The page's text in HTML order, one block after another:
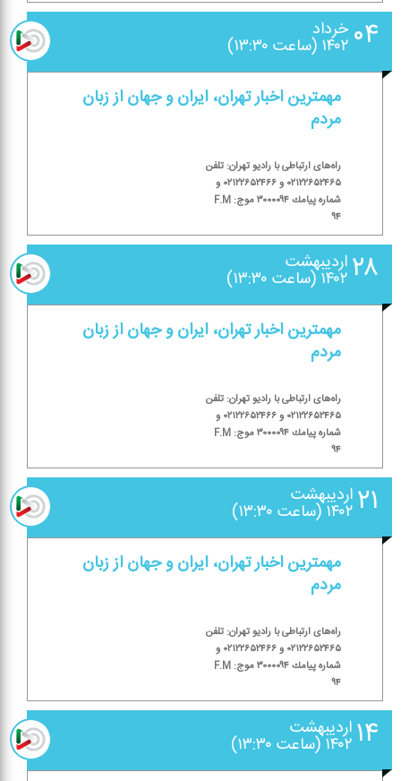
۰۴ خرداد
۱۴۰۲ (ساعت ۱۳:۳۰)
مهمترین اخبار تهران، ایران و جهان از زبان
مردم
راه‌های ارتباطی با رادیو تهران: تلفن
۰۲۱۲۲۶۵۲۴۶۵ و ۰۲۱۲۲۶۵۲۴۶۶ و
شماره پیامك ۳۰۰۰۰۹۴ موج: F.M
۹۴
۲۸اردیبهشت
۱۴۰۲ (ساعت ۱۳:۳۰)
مهمترین اخبار تهران، ایران و جهان از زبان
مردم
راه‌های ارتباطی با رادیو تهران: تلفن
۰۲۱۲۲۶۵۲۴۶۵ و ۰۲۱۲۲۶۵۲۴۶۶ و
شماره پیامك ۳۰۰۰۰۹۴ موج: F.M
۹۴
۲۱اردیبهشت
۱۴۰۲ (ساعت ۱۳:۳۰)
مهمترین اخبار تهران، ایران و جهان از زبان
مردم
راه‌های ارتباطی با رادیو تهران: تلفن
۰۲۱۲۲۶۵۲۴۶۵ و ۰۲۱۲۲۶۵۲۴۶۶ و
شماره پیامك ۳۰۰۰۰۹۴ موج: F.M
۹۴
۱۴اردیبهشت
۱۴۰۲ (ساعت ۱۳:۳۰)